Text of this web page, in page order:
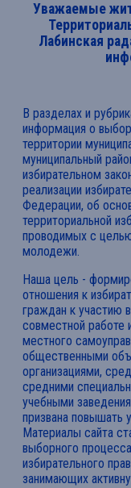
Уважаемые
Лабинская
В разделах и
информация о
территории
муниципальный
избирательном
реализации
Федерации, об
территориальной
проводимых с
молодежи.
Наша цель -
отношения к
граждан к участию
совместной работе
местного
общественными
организациями,
средними
учебными
призвана повышать
Материалы сайта
выборного
избирательного
занимающих